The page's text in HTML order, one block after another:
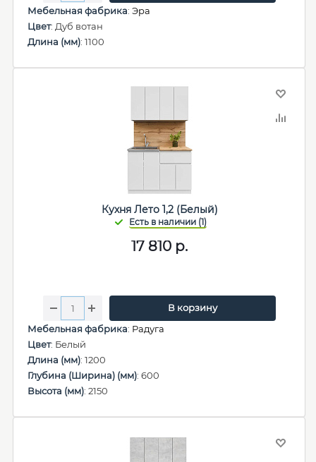
Мебельная фабрика: Эра
Цвет: Дуб вотан
Длина (мм): 1100
Кухня Лето 1,2 (Белый)
17 810 р.
В корзину
Мебельная фабрика: Радуга
Цвет: Белый
Длина (мм): 1200
Глубина (Ширина) (мм): 600
Высота (мм): 2150